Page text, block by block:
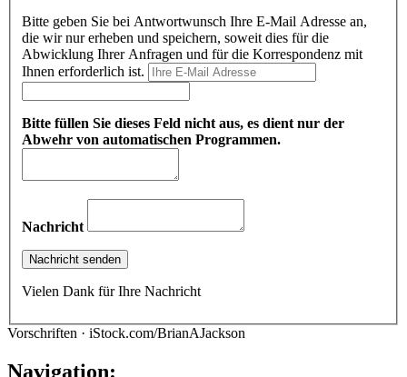
Bitte geben Sie bei Antwortwunsch Ihre E-Mail Adresse an,
die wir nur erheben und speichern, soweit dies für die
Abwicklung Ihrer Anfragen und für die Korrespondenz mit
Ihnen erforderlich ist.
Bitte füllen Sie dieses Feld nicht aus, es dient nur der
Abwehr von automatischen Programmen.
Nachricht
Vielen Dank für Ihre Nachricht
Vorschriften · iStock.com/BrianAJackson
Navigation: